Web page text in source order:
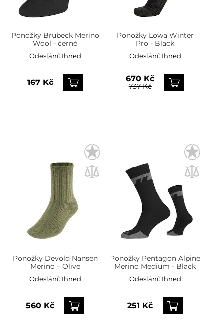
Ponožky Brubeck Merino
Wool - černé
Odeslání: Ihned
167 Kč
Ponožky Lowa Winter
Pro - Black
Odeslání: Ihned
670 Kč
737 Kč
Ponožky Devold Nansen
Merino – Olive
Odeslání: Ihned
560 Kč
Ponožky Pentagon Alpine
Merino Medium - Black
Odeslání: Ihned
251 Kč